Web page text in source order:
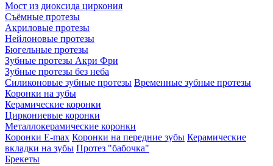
Мост из диоксида циркония
Съёмные протезы
Акриловые протезы
Нейлоновые протезы
Бюгельные протезы
Зубные протезы Акри Фри
Зубные протезы без неба
Силиконовые зубные протезы Временные зубные протезы
Коронки на зубы
Керамические коронки
Циркониевые коронки
Металлокерамические коронки
Коронки E-max Коронки на передние зубы Керамические
вкладки на зубы Протез "бабочка"
Брекеты